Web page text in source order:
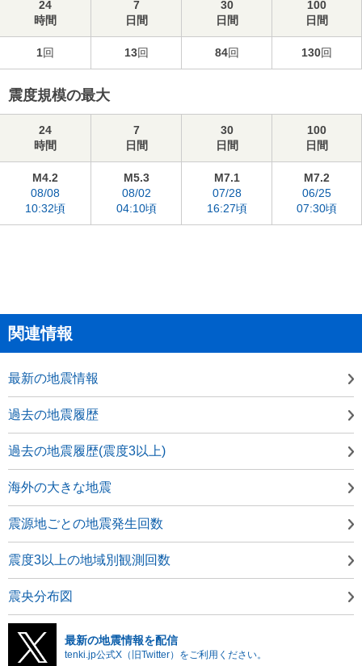
24
時間
7
日間
30
日間
100
日間
1回 13回 84回 130回
震度規模の最大
24
時間
7
日間
30
日間
100
日間
M4.2
08/08
10:32頃
M5.3
08/02
04:10頃
M7.1
07/28
16:27頃
M7.2
06/25
07:30頃
関連情報
最新の地震情報
過去の地震履歴
過去の地震履歴(震度3以上)
海外の大きな地震
震源地ごとの地震発生回数
震度3以上の地域別観測回数
震央分布図
最新の地震情報を配信
tenki.jp公式X（旧Twitter）をご利用ください。